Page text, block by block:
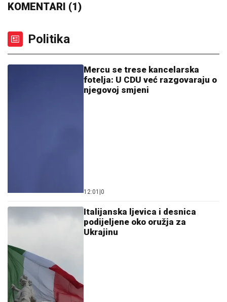
KOMENTARI (1)
Politika
Mercu se trese kancelarska
fotelja: U CDU već razgovaraju o
njegovoj smjeni
12:01 0
Italijanska ljevica i desnica
podijeljene oko oružja za
Ukrajinu